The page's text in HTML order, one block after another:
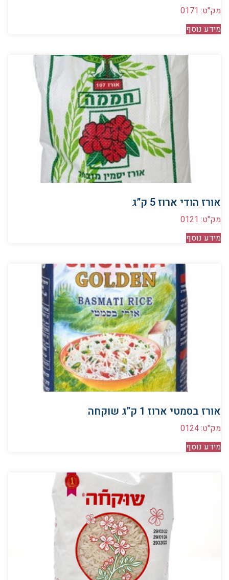
מק"ט: 0171
מידע נוסף
אורז הודי ארוז 5 ק”ג
מק"ט: 0121
מידע נוסף
אורז בסמטי ארוז 1 ק”ג שוקחה
מק"ט: 0124
מידע נוסף